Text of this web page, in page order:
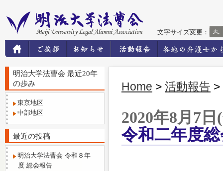
文字サイズ変更：
Home > 活動報告 >
2020年8月7日
令和二年度
明治大学法曹会 最近20年
の歩み
東京地区
中部地区
最近の投稿
明治大学法曹会 令和８年
度 総会報告